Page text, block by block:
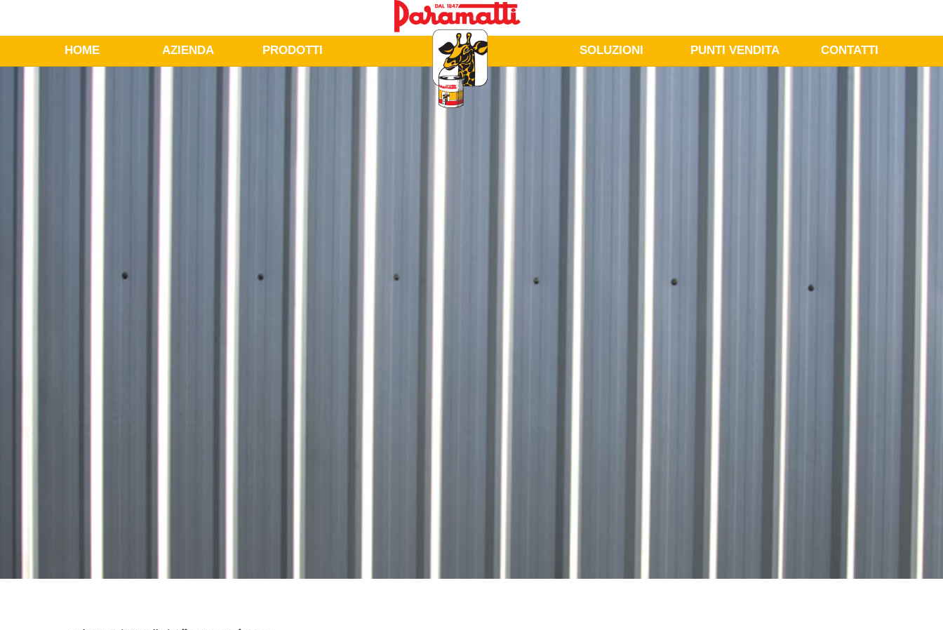
HOME AZIENDA PRODOTTI SOLUZIONI PUNTI VENDITA CONTATTI